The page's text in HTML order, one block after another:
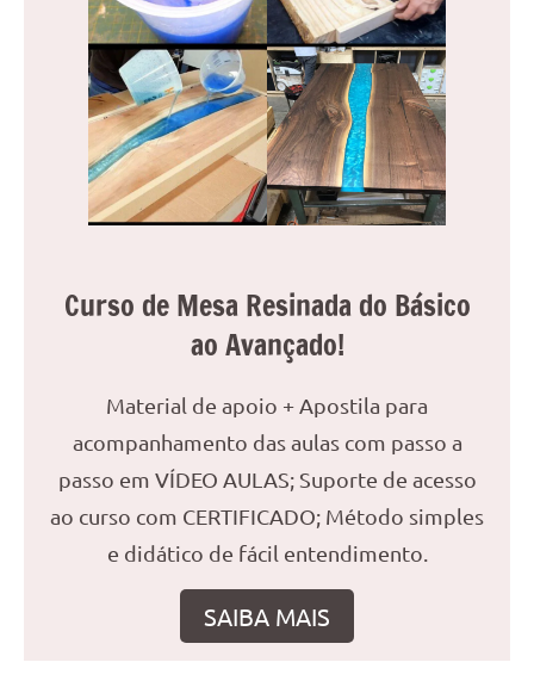
encontrará
ambiente
conteúdo
Curso de Mesa Resinada do Básico
ao Avançado!
Material de apoio + Apostila para
acompanhamento das aulas com passo a
passo em VÍDEO AULAS; Suporte de acesso
ao curso com CERTIFICADO; Método simples
e didático de fácil entendimento.
SAIBA MAIS